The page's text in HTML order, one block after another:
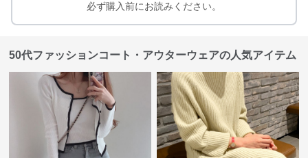
必ず購入前にお読みください。
50代ファッションコート・アウターウェアの人気アイテム